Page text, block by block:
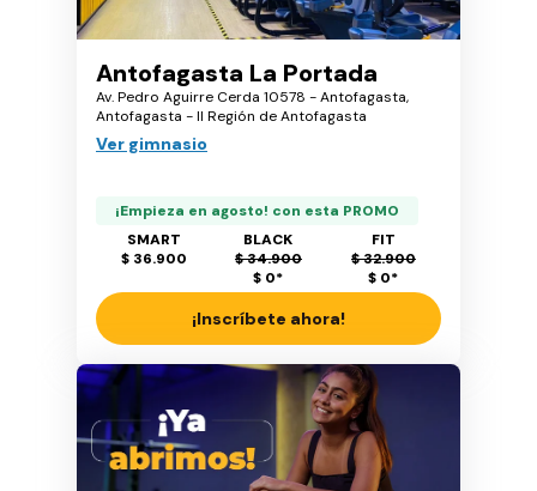
Antofagasta La Portada
Av. Pedro Aguirre Cerda 10578 - Antofagasta,
Antofagasta - II Región de Antofagasta
Ver gimnasio
¡Empieza en agosto! con esta PROMO
SMART
$ 36.900
BLACK
$ 34.900
$ 0*
FIT
$ 32.900
$ 0*
¡Inscríbete ahora!